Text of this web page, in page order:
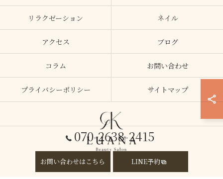
070-2638-2415
お問い合わせはこちら LINE予約
リラクゼーション ネイル
アクセス ブログ
コラム お問い合わせ
プライバシーポリシー サイトマップ
© 2026 大阪府加美のエステならLUANA ALL RIGHTS RESERVED.